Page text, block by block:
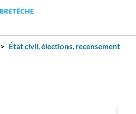
Aller
principal
État civil, élections, recensement